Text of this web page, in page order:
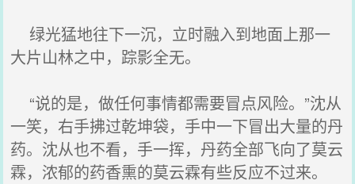
绿光猛地往下一沉，立时融入到地面上那一
大片山林之中，踪影全无。
“说的是，做任何事情都需要冒点风险。”沈从
一笑，右手拂过乾坤袋，手中一下冒出大量的丹
药。沈从也不看，手一挥，丹药全部飞向了莫云
霖，浓郁的药香熏的莫云霖有些反应不过来。